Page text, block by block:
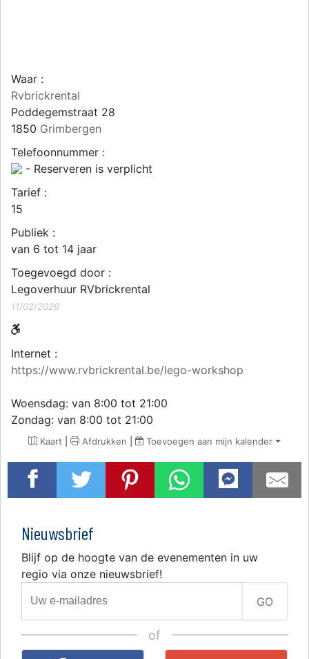
Waar :
Rvbrickrental
Poddegemstraat 28
1850 Grimbergen
Telefoonnummer :
- Reserveren is verplicht
Tarief :
15
Publiek :
van 6 tot 14 jaar
Toegevoegd door :
Legoverhuur RVbrickrental
11/02/2026
Internet :
https://www.rvbrickrental.be/lego-workshop
Woensdag: van 8:00 tot 21:00
Zondag: van 8:00 tot 21:00
Kaart | Afdrukken | Toevoegen aan mijn kalender
Nieuwsbrief
Blijf op de hoogte van de evenementen in uw
regio via onze nieuwsbrief!
GO
of